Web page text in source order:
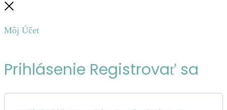
Môj Účet
Prihlásenie Registrovať sa